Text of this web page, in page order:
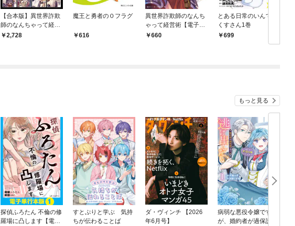
【合本版】異世界詐欺
師のなんちゃって経営
術 全4巻
2,728
魔王と勇者の０フラグ
616
異世界詐欺師のなんち
ゃって経営術【電子特
別版】
660
とある日常のいんでっ
くすさん1巻
699
もっと見る
探偵ふろたん 不倫の修
羅場に凸します【電子
すとぷりと学ぶ 気持
ちが伝わることば
ダ・ヴィンチ 【2026
年6月号】
病弱な悪役令嬢です
が、婚約者が過保護す